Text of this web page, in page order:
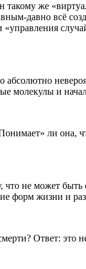
же
давно всё
абсолютно
молекулы и
ли она,
что не может
форм жизни и
Ответ: